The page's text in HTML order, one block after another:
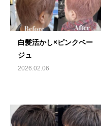
白髪活かし×ピンクベー
ジュ
2026.02.06